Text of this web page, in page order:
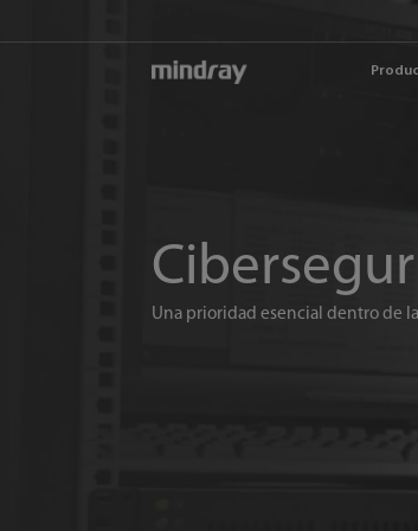
Una prioridad esencial dentro de